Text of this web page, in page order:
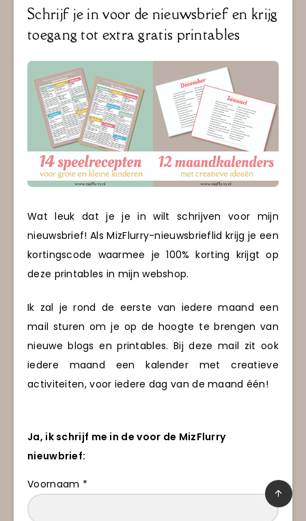
Schrijf je in voor de nieuwsbrief en krijg
toegang tot extra gratis printables
Wat leuk dat je je in wilt schrijven voor mijn
nieuwsbrief! Als MizFlurry-nieuwsbrieflid krijg je een
kortingscode waarmee je 100% korting krijgt op
deze printables in mijn webshop.
Ik zal je rond de eerste van iedere maand een
mail sturen om je op de hoogte te brengen van
nieuwe blogs en printables. Bij deze mail zit ook
iedere maand een kalender met creatieve
activiteiten, voor iedere dag van de maand één!
Ja, ik schrijf me in de voor de MizFlurry
nieuwbrief:
Voornaam *